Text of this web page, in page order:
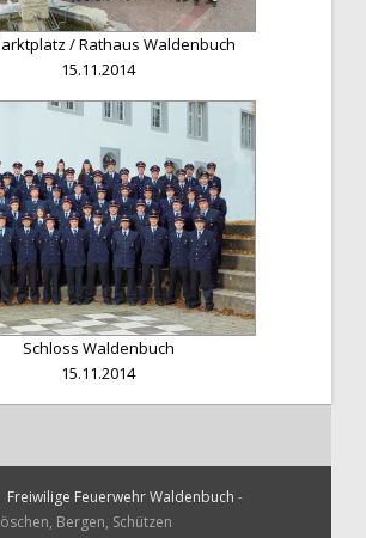
/ Rathaus Waldenbuch
15.11.2014
Schloss Waldenbuch
15.11.2014
Freiwilige Feuerwehr Waldenbuch -
Bergen, Schützen